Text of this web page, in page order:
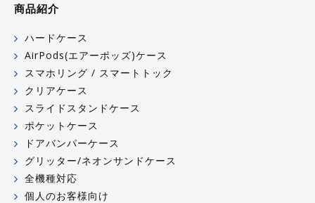
商品紹介
ハードケース
AirPods(エアーポッズ)ケース
スマホリング / スマートトック
クリアケース
スライドスタンドケース
ポケットケース
ドアバンパーケース
グリッター/ネオンサンドケース
全機種対応
個人のお客様向け